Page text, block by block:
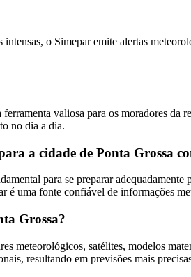
o Simepar emite alertas
valiosa para os moradores
no dia a dia.
a cidade de Ponta Grossa
para se preparar
é uma fonte confiável de informações
Grossa?
meteorológicos, satélites, modelos
resultando em previsões mais